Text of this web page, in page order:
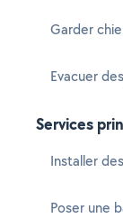
Garder
Evacuer
Services
Installer
Poser une